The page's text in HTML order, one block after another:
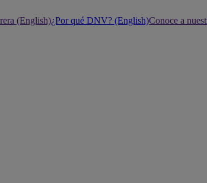
(English)¿Por qué DNV? (English)Conoce a